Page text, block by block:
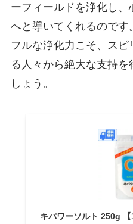
ーフィールドを浄化し
へと導いてくれるのです
フルな浄化力こそ、ス
る人々から絶大な支持
しょう。
キパワーソルト 250g